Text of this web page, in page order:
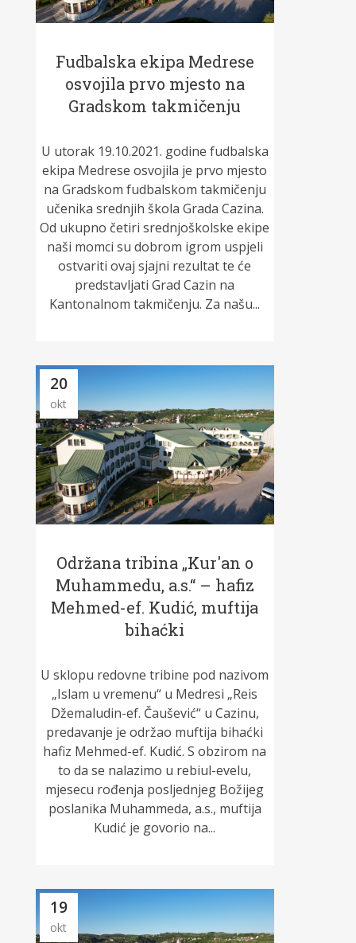
Fudbalska ekipa Medrese
osvojila prvo mjesto na
Gradskom takmičenju
U utorak 19.10.2021. godine fudbalska
ekipa Medrese osvojila je prvo mjesto
na Gradskom fudbalskom takmičenju
učenika srednjih škola Grada Cazina.
Od ukupno četiri srednjoškolske ekipe
naši momci su dobrom igrom uspjeli
ostvariti ovaj sjajni rezultat te će
predstavljati Grad Cazin na
Kantonalnom takmičenju. Za našu...
20
okt
Održana tribina „Kur'an o
Muhammedu, a.s.“ – hafiz
Mehmed-ef. Kudić, muftija
bihaćki
U sklopu redovne tribine pod nazivom
„Islam u vremenu“ u Medresi „Reis
Džemaludin-ef. Čaušević“ u Cazinu,
predavanje je održao muftija bihaćki
hafiz Mehmed-ef. Kudić. S obzirom na
to da se nalazimo u rebiul-evelu,
mjesecu rođenja posljednjeg Božijeg
poslanika Muhammeda, a.s., muftija
Kudić je govorio na...
19
okt